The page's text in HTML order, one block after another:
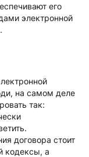
его
электронной
на самом деле
так:
договора стоит
кодексы, а